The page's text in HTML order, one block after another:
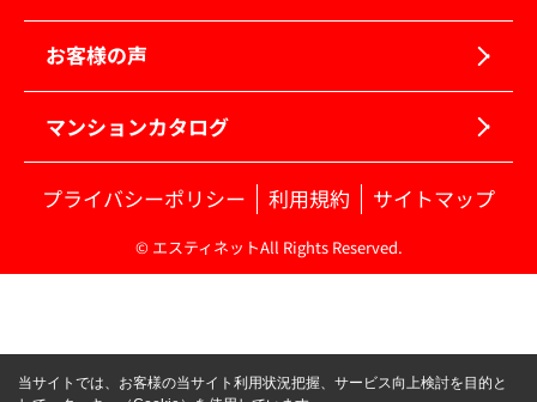
お客様の声
マンションカタログ
プライバシーポリシー 利用規約 サイトマップ
© エスティネットAll Rights Reserved.
当サイトでは、お客様の当サイト利用状況把握、サービス向上検討を目的と